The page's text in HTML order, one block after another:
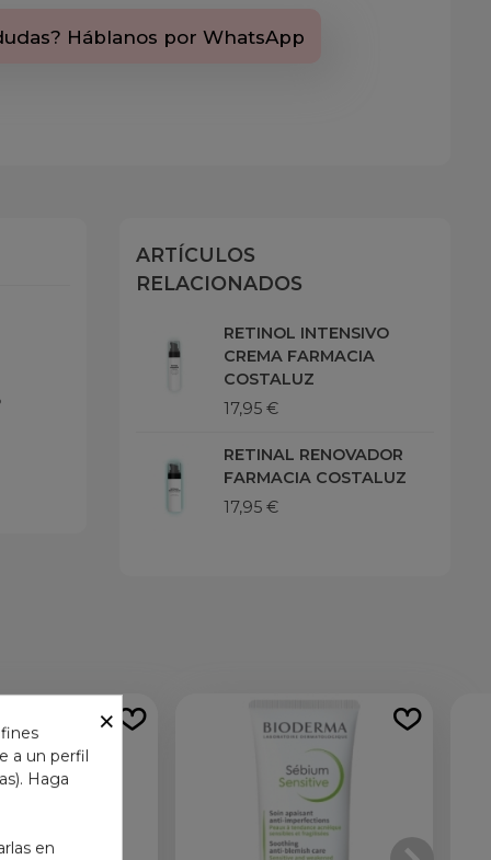
Háblanos por WhatsApp
ARTÍCULOS
RELACIONADOS
RETINOL INTENSIVO
CREMA FARMACIA
COSTALUZ
17,95 €
RETINAL RENOVADOR
FARMACIA COSTALUZ
17,95 €
×
a un perfil
Haga
en